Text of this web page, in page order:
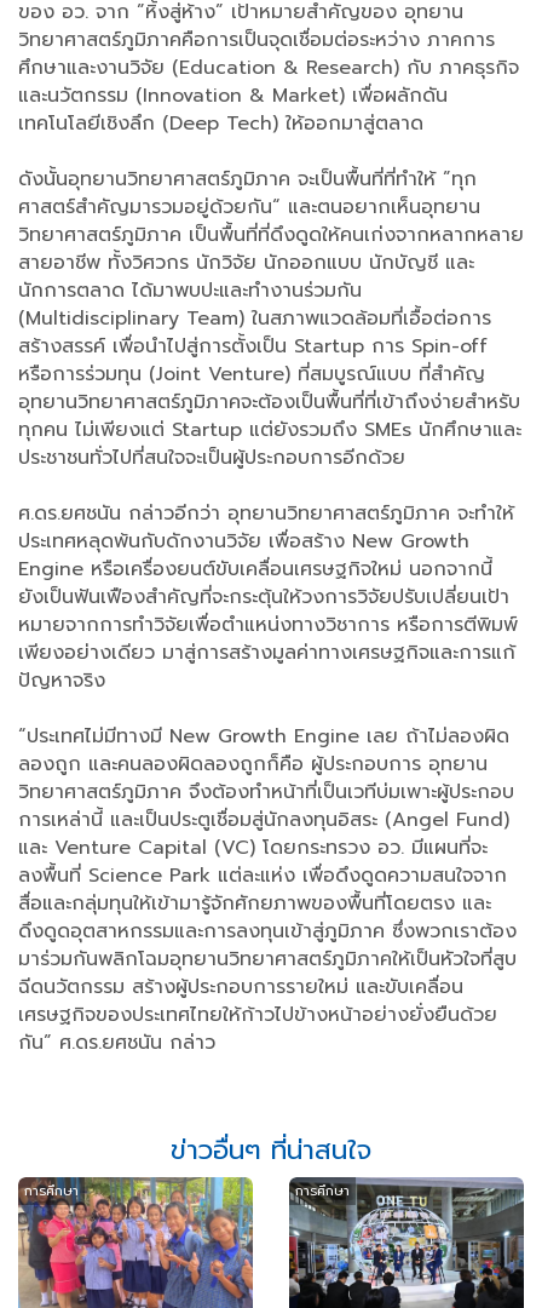
ของ อว. จาก ”หิ้งสู่ห้าง” เป้าหมายสำคัญของ อุทยาน
วิทยาศาสตร์ภูมิภาคคือการเป็นจุดเชื่อมต่อระหว่าง ภาคการ
ศึกษาและงานวิจัย (Education & Research) กับ ภาคธุรกิจ
และนวัตกรรม (Innovation & Market) เพื่อผลักดัน
เทคโนโลยีเชิงลึก (Deep Tech) ให้ออกมาสู่ตลาด
ดังนั้นอุทยานวิทยาศาสตร์ภูมิภาค จะเป็นพื้นที่ที่ทำให้ ”ทุก
ศาสตร์สำคัญมารวมอยู่ด้วยกัน“ และตนอยากเห็นอุทยาน
วิทยาศาสตร์ภูมิภาค เป็นพื้นที่ที่ดึงดูดให้คนเก่งจากหลากหลาย
สายอาชีพ ทั้งวิศวกร นักวิจัย นักออกแบบ นักบัญชี และ
นักการตลาด ได้มาพบปะและทำงานร่วมกัน
(Multidisciplinary Team) ในสภาพแวดล้อมที่เอื้อต่อการ
สร้างสรรค์ เพื่อนำไปสู่การตั้งเป็น Startup การ Spin-off
หรือการร่วมทุน (Joint Venture) ที่สมบูรณ์แบบ ที่สำคัญ
อุทยานวิทยาศาสตร์ภูมิภาคจะต้องเป็นพื้นที่ที่เข้าถึงง่ายสำหรับ
ทุกคน ไม่เพียงแต่ Startup แต่ยังรวมถึง SMEs นักศึกษาและ
ประชาชนทั่วไปที่สนใจจะเป็นผู้ประกอบการอีกด้วย
ศ.ดร.ยศชนัน กล่าวอีกว่า อุทยานวิทยาศาสตร์ภูมิภาค จะทำให้
ประเทศหลุดพ้นกับดักงานวิจัย เพื่อสร้าง New Growth
Engine หรือเครื่องยนต์ขับเคลื่อนเศรษฐกิจใหม่ นอกจากนี้
ยังเป็นฟันเฟืองสำคัญที่จะกระตุ้นให้วงการวิจัยปรับเปลี่ยนเป้า
หมายจากการทำวิจัยเพื่อตำแหน่งทางวิชาการ หรือการตีพิมพ์
เพียงอย่างเดียว มาสู่การสร้างมูลค่าทางเศรษฐกิจและการแก้
ปัญหาจริง
“ประเทศไม่มีทางมี New Growth Engine เลย ถ้าไม่ลองผิด
ลองถูก และคนลองผิดลองถูกก็คือ ผู้ประกอบการ อุทยาน
วิทยาศาสตร์ภูมิภาค จึงต้องทำหน้าที่เป็นเวทีบ่มเพาะผู้ประกอบ
การเหล่านี้ และเป็นประตูเชื่อมสู่นักลงทุนอิสระ (Angel Fund)
และ Venture Capital (VC) โดยกระทรวง อว. มีแผนที่จะ
ลงพื้นที่ Science Park แต่ละแห่ง เพื่อดึงดูดความสนใจจาก
สื่อและกลุ่มทุนให้เข้ามารู้จักศักยภาพของพื้นที่โดยตรง และ
ดึงดูดอุตสาหกรรมและการลงทุนเข้าสู่ภูมิภาค ซึ่งพวกเราต้อง
มาร่วมกันพลิกโฉมอุทยานวิทยาศาสตร์ภูมิภาคให้เป็นหัวใจที่สูบ
ฉีดนวัตกรรม สร้างผู้ประกอบการรายใหม่ และขับเคลื่อน
เศรษฐกิจของประเทศไทยให้ก้าวไปข้างหน้าอย่างยั่งยืนด้วย
กัน” ศ.ดร.ยศชนัน กล่าว
ข่าวอื่นๆ ที่น่าสนใจ
การศึกษา การศึกษา